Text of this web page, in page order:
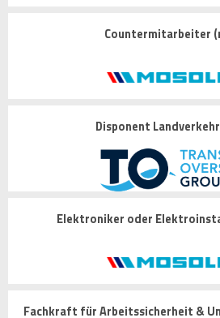
Countermitarbeiter
Disponent
Elektroniker oder
Fachkraft für Arbeitssicherheit &